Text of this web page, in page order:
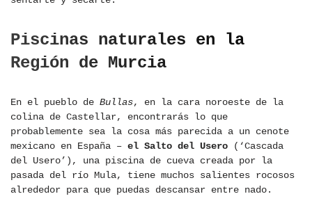
Piscinas naturales en la
Región de Murcia
En el pueblo de Bullas, en la cara noroeste de la
colina de Castellar, encontrarás lo que
probablemente sea la cosa más parecida a un cenote
mexicano en España – el Salto del Usero (‘Cascada
del Usero’), una piscina de cueva creada por la
pasada del río Mula, tiene muchos salientes rocosos
alrededor para que puedas descansar entre nado.